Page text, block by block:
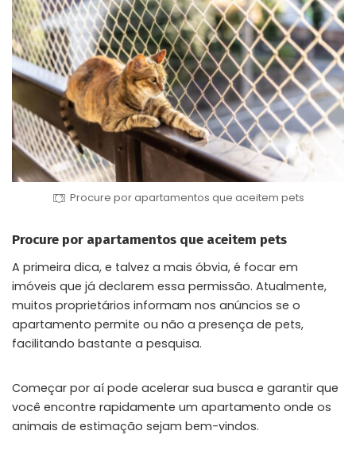
Procure por apartamentos que aceitem pets
Procure por apartamentos que aceitem pets
A primeira dica, e talvez a mais óbvia, é focar em
imóveis que já declarem essa permissão. Atualmente,
muitos proprietários informam nos anúncios se o
apartamento permite ou não a presença de pets,
facilitando bastante a pesquisa.
Começar por aí pode acelerar sua busca e garantir que
você encontre rapidamente um apartamento onde os
animais de estimação sejam bem-vindos.